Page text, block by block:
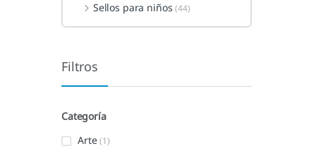
Sellos para niños(44)
Filtros
Categoría
Arte (1)